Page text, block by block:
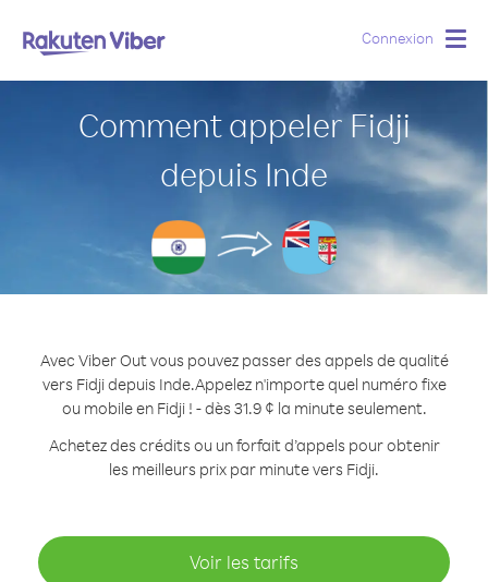
Connexion
Comment appeler Fidji
depuis Inde
Avec Viber Out vous pouvez passer des appels de qualité
vers Fidji depuis Inde.Appelez n'importe quel numéro fixe
ou mobile en Fidji ! - dès 31.9 ¢ la minute seulement.
Achetez des crédits ou un forfait d’appels pour obtenir
les meilleurs prix par minute vers Fidji.
Voir les tarifs